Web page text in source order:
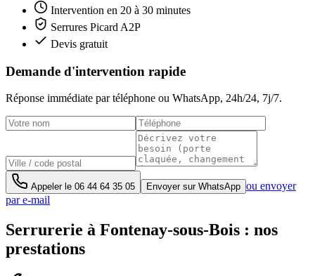
Intervention en 20 à 30 minutes
Serrures Picard A2P
Devis gratuit
Demande d'intervention rapide
Réponse immédiate par téléphone ou WhatsApp, 24h/24, 7j/7.
Appeler le 06 44 64 35 05 Envoyer sur WhatsApp ou envoyer
par e-mail
Serrurerie à Fontenay-sous-Bois : nos
prestations